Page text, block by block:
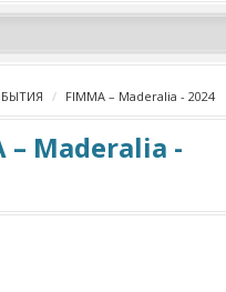
FIMMA – Maderalia - 2024
– Maderalia -